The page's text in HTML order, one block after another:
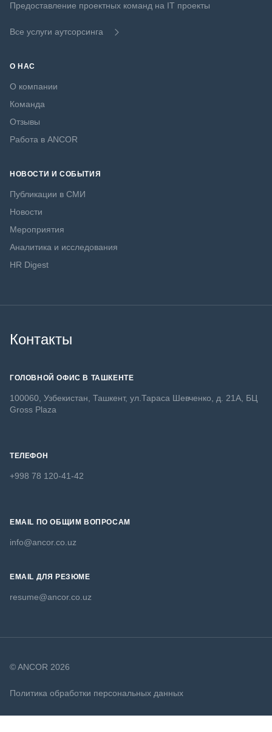
Предоставление проектных команд на IT проекты
Все услуги аутсорсинга
О НАС
О компании
Команда
Отзывы
Работа в ANCOR
НОВОСТИ И СОБЫТИЯ
Публикации в СМИ
Новости
Мероприятия
Аналитика и исследования
HR Digest
Контакты
ГОЛОВНОЙ ОФИС В ТАШКЕНТЕ
100060, Узбекистан, Ташкент, ул.Тараса Шевченко, д. 21А, БЦ
Gross Plaza
ТЕЛЕФОН
+998 78 120-41-42
EMAIL ПО ОБЩИМ ВОПРОСАМ
info@ancor.co.uz
EMAIL ДЛЯ РЕЗЮМЕ
resume@ancor.co.uz
© ANCOR 2026
Политика обработки персональных данных